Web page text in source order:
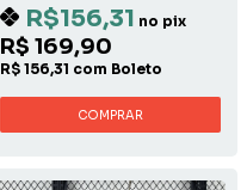
R$156,31 no pix
R$ 169,90
R$ 156,31 com Boleto
COMPRAR